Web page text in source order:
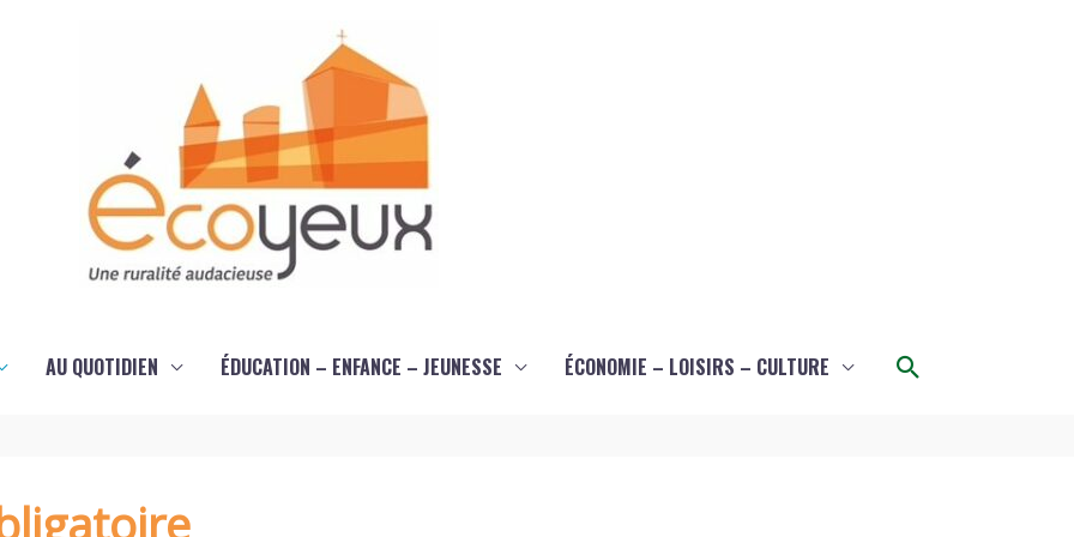
AU QUOTIDIEN ÉDUCATION – ENFANCE – JEUNESSE ÉCONOMIE – LOISIRS – CULTURE Rechercher